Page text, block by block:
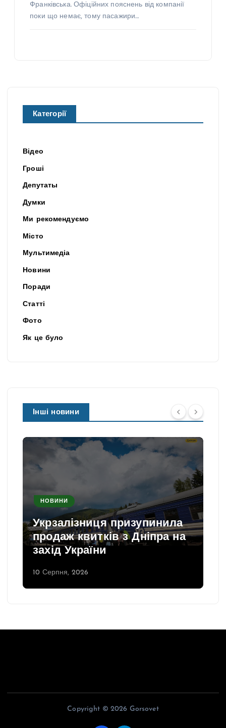
Франківська. Офіційних пояснень від компанії
поки що немає, тому пасажири…
Категорії
Відео
Гроші
Депутаты
Думки
Ми рекомендуємо
Місто
Мультимедіа
Новини
Поради
Статті
Фото
Як це було
Інші новини
НОВИНИ
Укрзалізниця призупинила
продаж квитків з Дніпра на
захід України
10 Серпня, 2026
Copyright © 2026 Gorsovet